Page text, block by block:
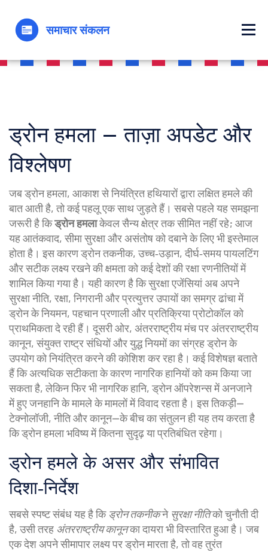
ड्रोन हमला – ताज़ा अपडेट और
विश्लेषण
जबड्रोन हमला, आकाश से नियंत्रित हथियारों द्वारा लक्षित हमलेकी
बात आती है, तो कई पहलू एक साथ जुड़ते हैं। सबसे पहले यह समझना
जरूरी है किड्रोन हमलाकेवल सैन्य क्षेत्र तक सीमित नहीं रहे; आज
यह आतंकवाद, सीमा सुरक्षा और असंतोष को दबाने के लिए भी इस्तेमाल
होता है। इस कारणड्रोन तकनीक,उच्च‑उड़ान, दीर्घ‑समय पायलटिंग
और सटीक लक्ष्य रखने की क्षमताको कई देशों की रक्षा रणनीतियों में
शामिल किया गया है। यही कारण है कि सुरक्षा एजेंसियां अब अपने
सुरक्षा नीति,रक्षा, निगरानी और प्रत्युत्तर उपायों का समग्र ढांचामें
ड्रोन के नियमन, पहचान प्रणाली और प्रतिक्रिया प्रोटोकॉल को
प्राथमिकता दे रही हैं। दूसरी ओर, अंतरराष्ट्रीय मंच पर अंतरराष्ट्रीय
कानून,संयुक्त राष्ट्र संधियों और युद्ध नियमों का संग्रहड्रोन के
उपयोग को नियंत्रित करने की कोशिश कर रहा है। कई विशेषज्ञ बताते
हैं कि अत्यधिक सटीकता के कारण नागरिक हानियों को कम किया जा
सकता है, लेकिन फिर भीनागरिक हानि,ड्रोन ऑपरेशन्स में अनजाने
में हुए जनहानि के मामलेके मामलों में विवाद रहता है। इस तिकड़ी—
टेक्नोलॉजी, नीति और कानून—के बीच का संतुलन ही यह तय करता है
कि ड्रोन हमला भविष्य में कितना सुदृढ़ या प्रतिबंधित रहेगा।
ड्रोन हमले के असर और संभावित
दिशा‑निर्देश
सबसे स्पष्ट संबंध यह है कि ड्रोन तकनीकने सुरक्षा नीतिको चुनौती दी
है, उसी तरह अंतरराष्ट्रीय कानूनका दायरा भी विस्तारित हुआ है। जब
एक देश अपने सीमापार लक्ष्य पर ड्रोन मारता है, तो वह तुरंत